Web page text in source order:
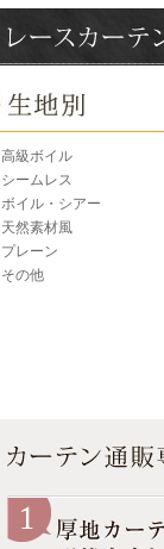
高級ボイル
シームレス
ボイル・シアー
天然素材風
プレーン
その他